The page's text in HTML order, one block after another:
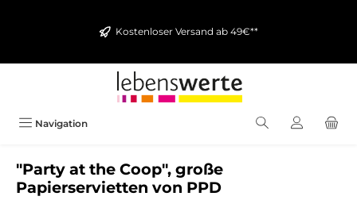
Kostenloser Versand ab 49€**
Navigation
"Party at the Coop", große
Papierservietten von PPD